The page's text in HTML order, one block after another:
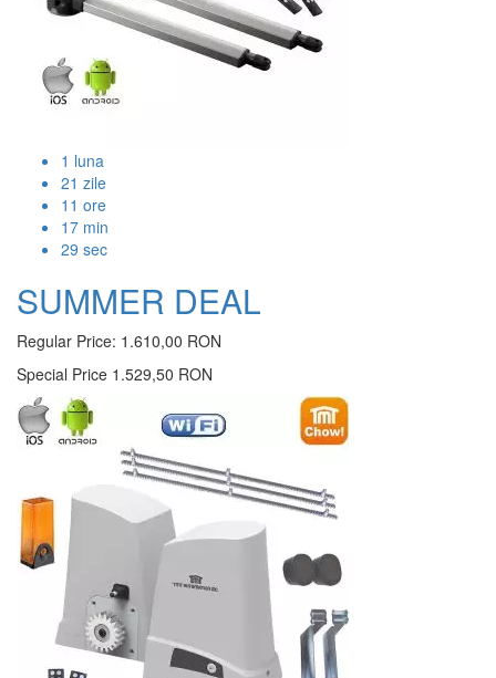
1 luna
21 zile
11 ore
17 min
28 sec
SUMMER DEAL
Regular Price: 1.610,00 RON
Special Price 1.529,50 RON